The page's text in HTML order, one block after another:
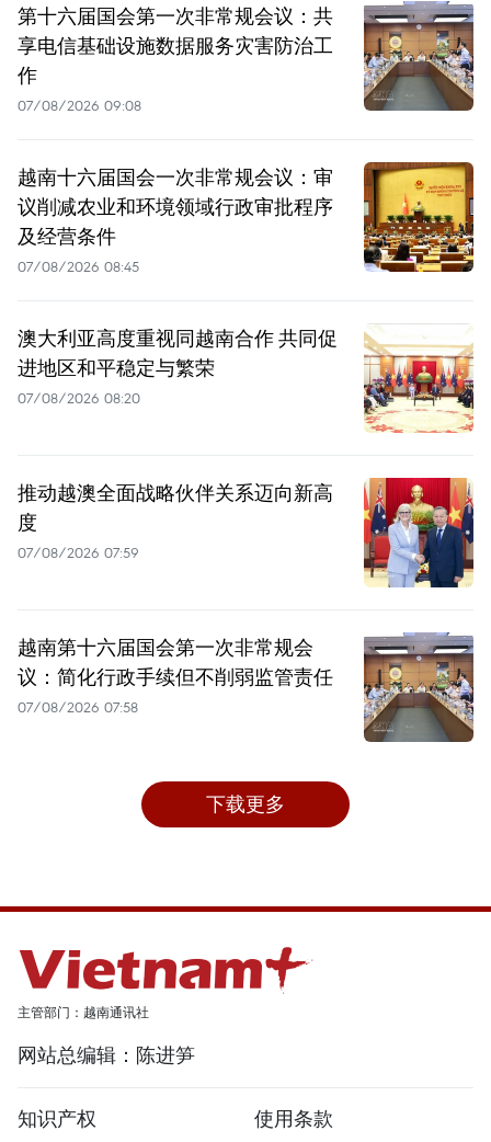
第十六届国会第一次非常规会议：共
享电信基础设施数据服务灾害防治工
作
07/08/2026 09:08
越南十六届国会一次非常规会议：审
议削减农业和环境领域行政审批程序
及经营条件
07/08/2026 08:45
澳大利亚高度重视同越南合作 共同促
进地区和平稳定与繁荣
07/08/2026 08:20
推动越澳全面战略伙伴关系迈向新高
度
07/08/2026 07:59
越南第十六届国会第一次非常规会
议：简化行政手续但不削弱监管责任
07/08/2026 07:58
下载更多
主管部门：越南通讯社
网站总编辑：陈进笋
知识产权 使用条款